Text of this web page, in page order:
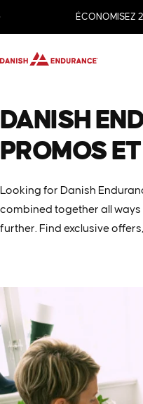
ÉCONOMISEZ
DANISH ENDURANCE
DANISH
PROMOS ET
Looking for Danish
combined together all
further. Find exclusive